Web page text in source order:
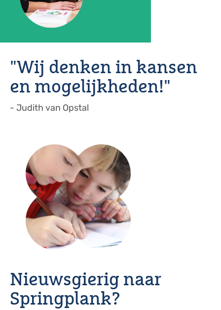
"Wij denken in kansen
en mogelijkheden!"
- Judith van Opstal
Nieuwsgierig naar
Springplank?